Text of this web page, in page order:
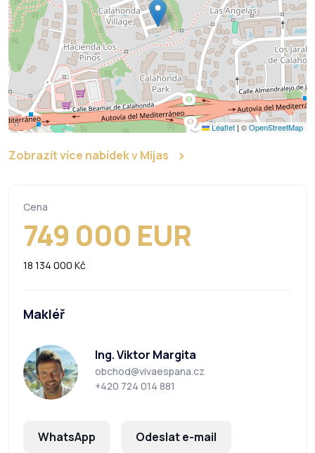
Leaflet | ©OpenStreetMap
Zobrazít více nabídek v Mijas
Cena
749 000 EUR
18 134 000 Kč
Makléř
Ing. Viktor Margita
obchod@vivaespana.cz
+420 724 014 881
WhatsApp Odeslat e-mail